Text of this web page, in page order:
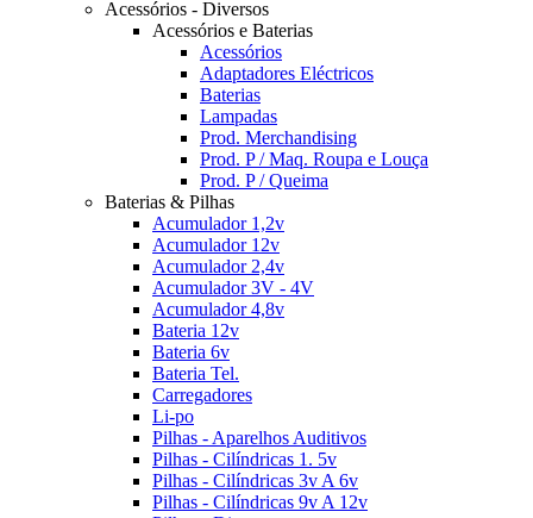
Acessórios - Diversos
Acessórios e Baterias
Acessórios
Adaptadores Eléctricos
Baterias
Lampadas
Prod. Merchandising
Prod. P / Maq. Roupa e Louça
Prod. P / Queima
Baterias & Pilhas
Acumulador 1,2v
Acumulador 12v
Acumulador 2,4v
Acumulador 3V - 4V
Acumulador 4,8v
Bateria 12v
Bateria 6v
Bateria Tel.
Carregadores
Li-po
Pilhas - Aparelhos Auditivos
Pilhas - Cilíndricas 1. 5v
Pilhas - Cilíndricas 3v A 6v
Pilhas - Cilíndricas 9v A 12v